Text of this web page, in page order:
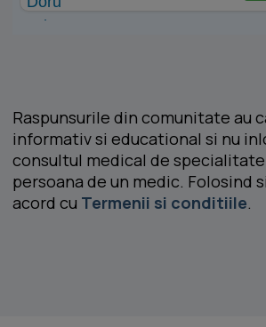
Raspunsurile din comunitate au
informativ si educational si nu
consultul medical de
persoana de un medic. Folosind
acord cu Termenii si conditiile.